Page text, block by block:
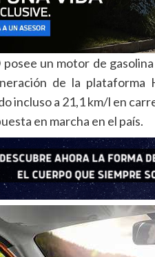
posee un motor de
de la
incluso a 21,1 km/l en
en marcha en el país.